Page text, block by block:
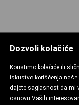
Dozvoli kolačiće
Koristimo kolačiće ili
iskustvo korišćenja naše
dajete saglasnost da mi
osnovu Vaših